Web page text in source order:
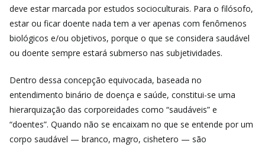
deve estar marcada por estudos socioculturais. Para o filósofo,
estar ou ficar doente nada tem a ver apenas com fenômenos
biológicos e/ou objetivos, porque o que se considera saudável
ou doente sempre estará submerso nas subjetividades.
Dentro dessa concepção equivocada, baseada no
entendimento binário de doença e saúde, constitui-se uma
hierarquização das corporeidades como “saudáveis” e
“doentes”. Quando não se encaixam no que se entende por um
corpo saudável — branco, magro, cishetero — são